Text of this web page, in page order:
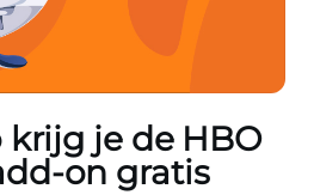
krijg je de HBO
on gratis